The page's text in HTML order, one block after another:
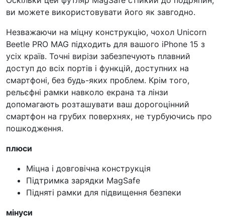
ви можете використовувати його як завгодно.
Незважаючи на міцну конструкцію, чохол Unicorn
Beetle PRO MAG підходить для вашого iPhone 15 з
усіх країв. Точні вирізи забезпечують плавний
доступ до всіх портів і функцій, доступних на
смартфоні, без будь-яких проблем. Крім того,
рельєфні рамки навколо екрана та лінзи
допомагають розташувати ваш дорогоцінний
смартфон на грубих поверхнях, не турбуючись про
пошкодження.
плюси
Міцна і довговічна конструкція
Підтримка зарядки MagSafe
Підняті рамки для підвищення безпеки
мінуси